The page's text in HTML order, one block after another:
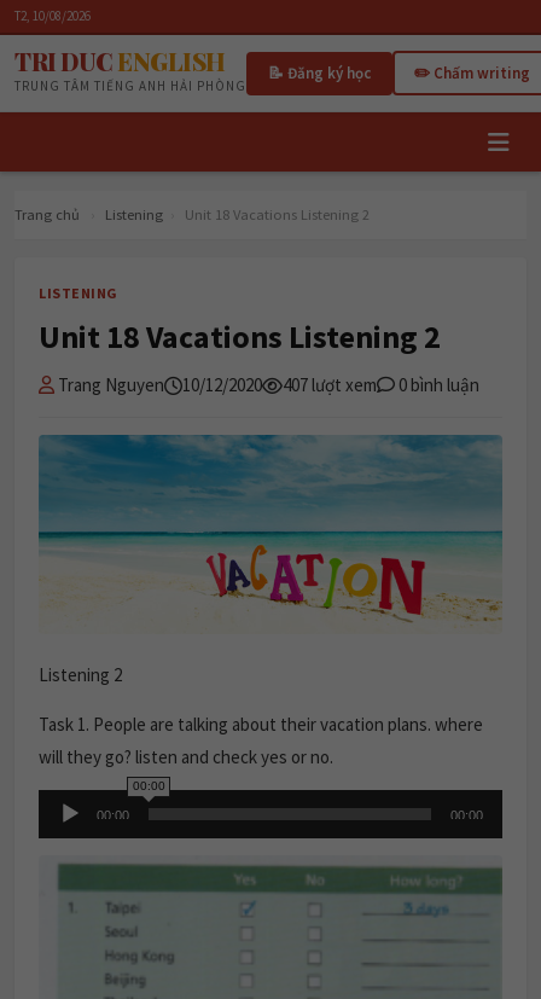
T2, 10/08/2026
TRI DUCENGLISH
TRUNG TÂM TIẾNG ANH HẢI PHÒNG
📝 Đăng ký học ✏️ Chấm writing
Trang chủ Listening Unit 18 Vacations Listening 2
LISTENING
Unit 18 Vacations Listening 2
Trang Nguyen 10/12/2020 407 lượt xem 0 bình luận
Listening 2
Task 1. People are talking about their vacation plans. where
will they go? listen and check yes or no.
Audio
Player
00:00
00:00
00:00